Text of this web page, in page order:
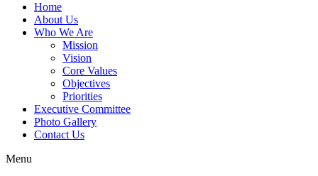
Home
About Us
Who We Are
Mission
Vision
Core Values
Objectives
Priorities
Executive Committee
Photo Gallery
Contact Us
Menu